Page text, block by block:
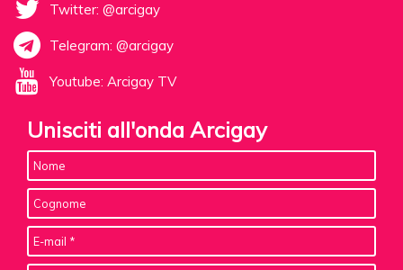
Twitter: @arcigay
Telegram: @arcigay
Youtube: Arcigay TV
Unisciti all'onda Arcigay